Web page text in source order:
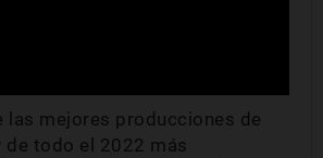
las mejores producciones de
de todo el 2022 más